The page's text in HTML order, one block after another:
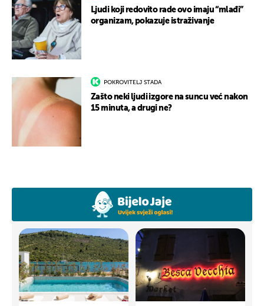
Ljudi koji redovito rade ovo imaju “mlađi”
organizam, pokazuje istraživanje
POKROVITELJ STADA
Zašto neki ljudi izgore na suncu već nakon
15 minuta, a drugi ne?